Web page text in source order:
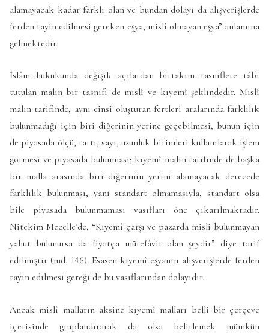
alamayacak kadar farklı olan ve bundan dolayı da alışverişlerde
ferden tayin edilmesi gereken eşya, mislî olmayan eşya” anlamına
gelmektedir.
İslâm hukukunda değişik açılardan birtakım tasniflere tâbi
tutulan malın bir tasnifi de mislî ve kıyemî şeklindedir. Mislî
malın tarifinde, aynı cinsi oluşturan fertleri aralarında farklılık
bulunmadığı için biri diğerinin yerine geçebilmesi, bunun için
de piyasada ölçü, tartı, sayı, uzunluk birimleri kullanılarak işlem
görmesi ve piyasada bulunması; kıyemî malın tarifinde de başka
bir malla arasında biri diğerinin yerini alamayacak derecede
farklılık bulunması, yani standart olmamasıyla, standart olsa
bile piyasada bulunmaması vasıfları öne çıkarılmaktadır.
Nitekim Mecelle’de, “Kıyemî çarşı ve pazarda misli bulunmayan
yahut bulunursa da fiyatça mütefâvit olan şeydir” diye tarif
edilmiştir (md. 146). Esasen kıyemî eşyanın alışverişlerde ferden
tayin edilmesi gereği de bu vasıflarından dolayıdır.
Ancak mislî malların aksine kıyemî malları belli bir çerçeve
içerisinde gruplandırarak da olsa belirlemek mümkün